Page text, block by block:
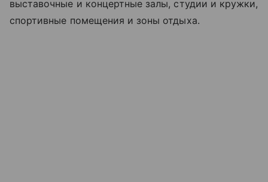
выставочные и концертные залы, студии и кружки,
спортивные помещения и зоны отдыха.